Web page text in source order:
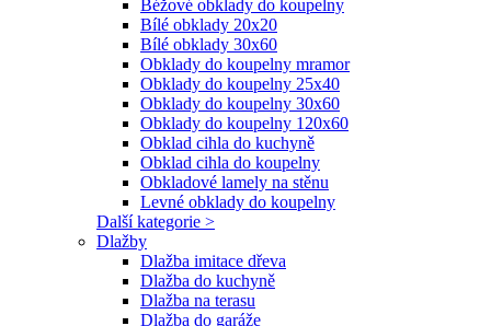
Béžové obklady do koupelny
Bílé obklady 20x20
Bílé obklady 30x60
Obklady do koupelny mramor
Obklady do koupelny 25x40
Obklady do koupelny 30x60
Obklady do koupelny 120x60
Obklad cihla do kuchyně
Obklad cihla do koupelny
Obkladové lamely na stěnu
Levné obklady do koupelny
Další kategorie >
Dlažby
Dlažba imitace dřeva
Dlažba do kuchyně
Dlažba na terasu
Dlažba do garáže